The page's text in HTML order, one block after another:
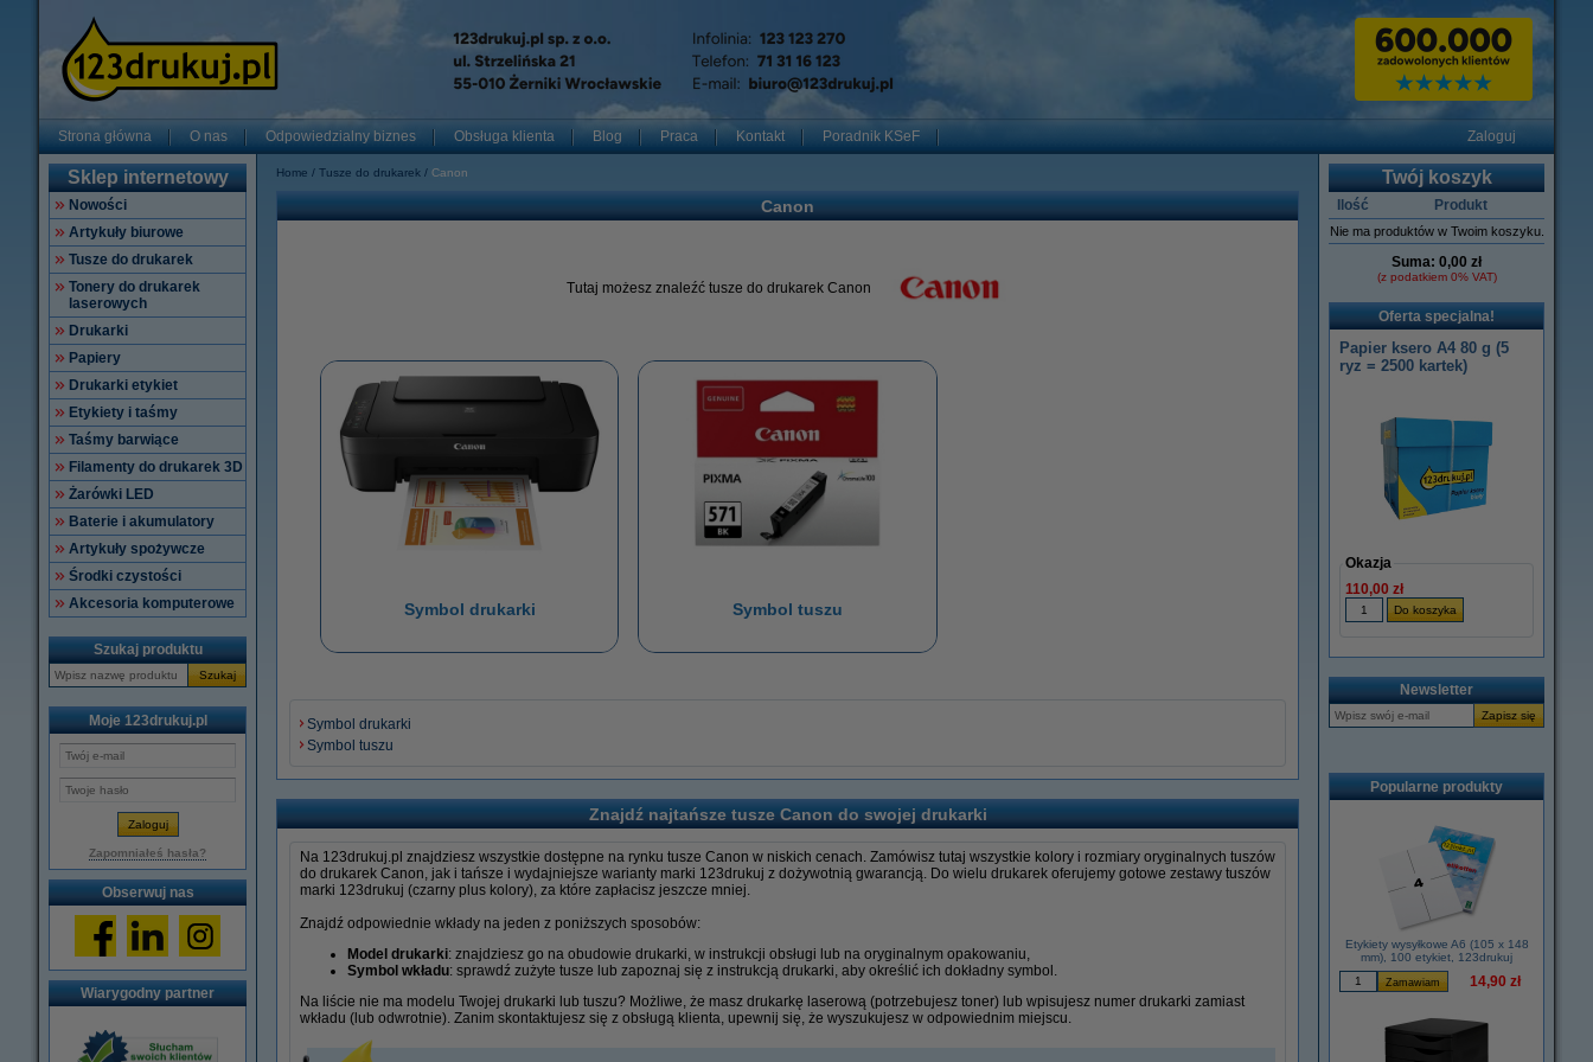
Strona główna O nas Odpowiedzialny biznes Obsługa klienta Blog Praca Kontakt Poradnik KSeF Zaloguj
Sklep internetowy
Nowości
Artykuły biurowe
Tusze do drukarek
Tonery do drukarek
laserowych
Drukarki
Papiery
Drukarki etykiet
Etykiety i taśmy
Taśmy barwiące
Filamenty do drukarek 3D
Żarówki LED
Baterie i akumulatory
Artykuły spożywcze
Środki czystości
Akcesoria komputerowe
Szukaj produktu
Szukaj
Moje 123drukuj.pl
Zapomniałeś hasła?
Obserwuj nas
Wiarygodny partner
Home Tusze do drukarek Canon
Canon
Tutaj możesz znaleźć tusze do drukarek Canon
Symbol drukarki Symbol tuszu
Symbol drukarki
Symbol tuszu
Znajdź najtańsze tusze Canon do swojej drukarki
Na 123drukuj.pl znajdziesz wszystkie dostępne na rynku tusze Canon w niskich cenach. Zamówisz tutaj wszystkie kolory i rozmiary oryginalnych tuszów
do drukarek Canon, jak i tańsze i wydajniejsze warianty marki 123drukuj z dożywotnią gwarancją. Do wielu drukarek oferujemy gotowe zestawy tuszów
marki 123drukuj (czarny plus kolory), za które zapłacisz jeszcze mniej.
Znajdź odpowiednie wkłady na jeden z poniższych sposobów:
Model drukarki: znajdziesz go na obudowie drukarki, w instrukcji obsługi lub na oryginalnym opakowaniu,
Symbol wkładu: sprawdź zużyte tusze lub zapoznaj się z instrukcją drukarki, aby określić ich dokładny symbol.
Na liście nie ma modelu Twojej drukarki lub tuszu? Możliwe, że masz drukarkę laserową (potrzebujesz toner) lub wpisujesz numer drukarki zamiast
wkładu (lub odwrotnie). Zanim skontaktujesz się z obsługą klienta, upewnij się, że wyszukujesz w odpowiednim miejscu.
Twój koszyk
Ilość Produkt
Nie ma produktów w Twoim koszyku.
Suma: 0,00 zł
(z podatkiem 0% VAT)
Oferta specjalna!
Papier ksero A4 80 g (5
ryz = 2500 kartek)
Okazja
110,00 zł
Newsletter
Popularne produkty
Etykiety wysyłkowe A6 (105 x 148
mm), 100 etykiet, 123drukuj
14,90 zł